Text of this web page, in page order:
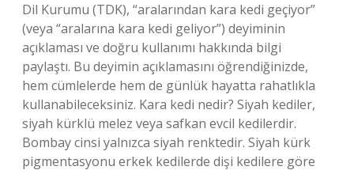
Dil Kurumu (TDK), “aralarından kara kedi geçiyor”
(veya “aralarına kara kedi geliyor”) deyiminin
açıklaması ve doğru kullanımı hakkında bilgi
paylaştı. Bu deyimin açıklamasını öğrendiğinizde,
hem cümlelerde hem de günlük hayatta rahatlıkla
kullanabileceksiniz. Kara kedi nedir? Siyah kediler,
siyah kürklü melez veya safkan evcil kedilerdir.
Bombay cinsi yalnızca siyah renktedir. Siyah kürk
pigmentasyonu erkek kedilerde dişi kedilere göre